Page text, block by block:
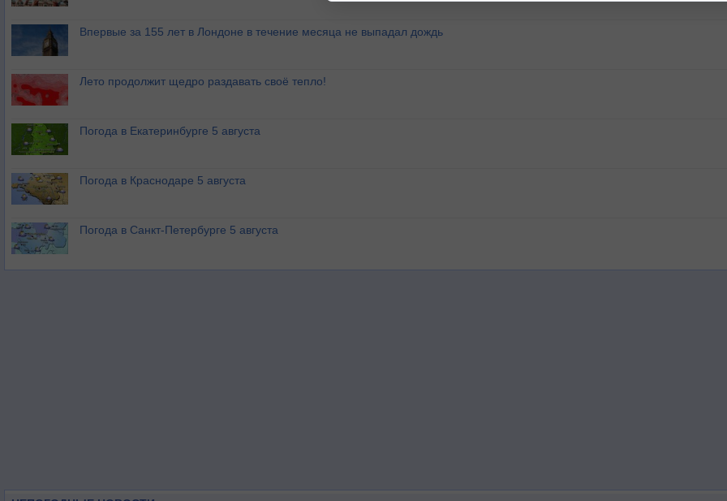
Впервые за 155 лет в Лондоне в течение месяца не выпадал дождь
Лето продолжит щедро раздавать своё тепло!
Погода в Екатеринбурге 5 августа
Погода в Краснодаре 5 августа
Погода в Санкт-Петербурге 5 августа